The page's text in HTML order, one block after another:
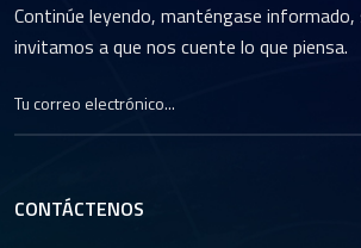
Continúe leyendo, manténgase informado,
invitamos a que nos cuente lo que piensa.
CONTÁCTENOS